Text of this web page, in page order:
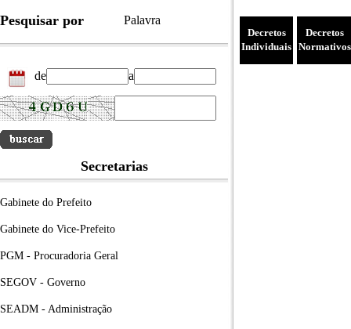
Pesquisar por Palavra
de a
Secretarias
Gabinete do Prefeito
Gabinete do Vice-Prefeito
PGM - Procuradoria Geral
SEGOV - Governo
SEADM - Administração
Decretos
Individuais
Decretos
Normativos